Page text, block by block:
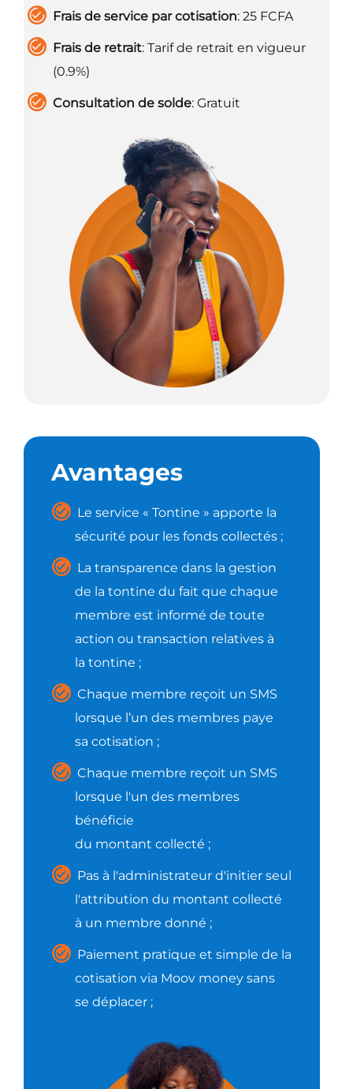
Frais de service par cotisation: 25 FCFA
Frais de retrait: Tarif de retrait en vigueur
(0.9%)
Consultation de solde: Gratuit
Avantages
Le service « Tontine » apporte la
sécurité pour les fonds collectés ;
La transparence dans la gestion
de la tontine du fait que chaque
membre est informé de toute
action ou transaction relatives à
la tontine ;
Chaque membre reçoit un SMS
lorsque l’un des membres paye
sa cotisation ;
Chaque membre reçoit un SMS
lorsque l'un des membres
bénéficie
du montant collecté ;
Pas à l'administrateur d'initier seul
l'attribution du montant collecté
à un membre donné ;
Paiement pratique et simple de la
cotisation via Moov money sans
se déplacer ;